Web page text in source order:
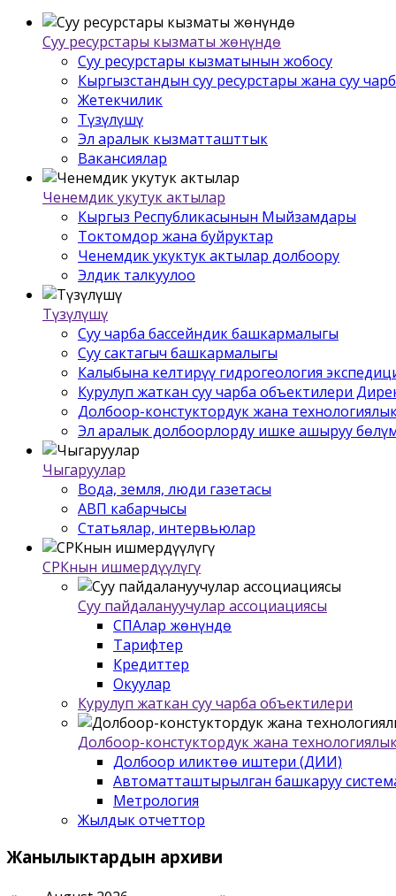
Суу ресурстары кызматы жѳнүндѳ
Суу ресурстары кызматынын жобосу
Кыргызстандын суу ресурстары жана суу
Жетекчилик
Түзүлүшү
Эл аралык кызматташттык
Вакансиялар
Ченемдик укутук актылар
Кыргыз Республикасынын Мыйзамдары
Токтомдор жана буйруктар
Ченемдик укуктук актылар долбоору
Элдик талкуулоо
Түзүлүшү
Суу чарба бассейндик башкармалыгы
Суу сактагыч башкармалыгы
Калыбына келтирүү гидрогеология
Курулуп жаткан суу чарба объектилери
Долбоор-констуктордук жана
Эл аралык долбоорлорду ишке ашыруу
Чыгаруулар
Вода, земля, люди газетасы
АВП кабарчысы
Статьялар, интервьюлар
СРКнын ишмердүүлүгү
Суу пайдалануучулар ассоциациясы
СПАлар жѳнүндѳ
Тарифтер
Кредиттер
Окуулар
Курулуп жаткан суу чарба объектилери
Долбоор-констуктордук жана
Долбоор иликтѳѳ иштери (ДИИ)
Автоматташтырылган башкаруу
Метрология
Жылдык отчеттор
Жанылыктардын архиви